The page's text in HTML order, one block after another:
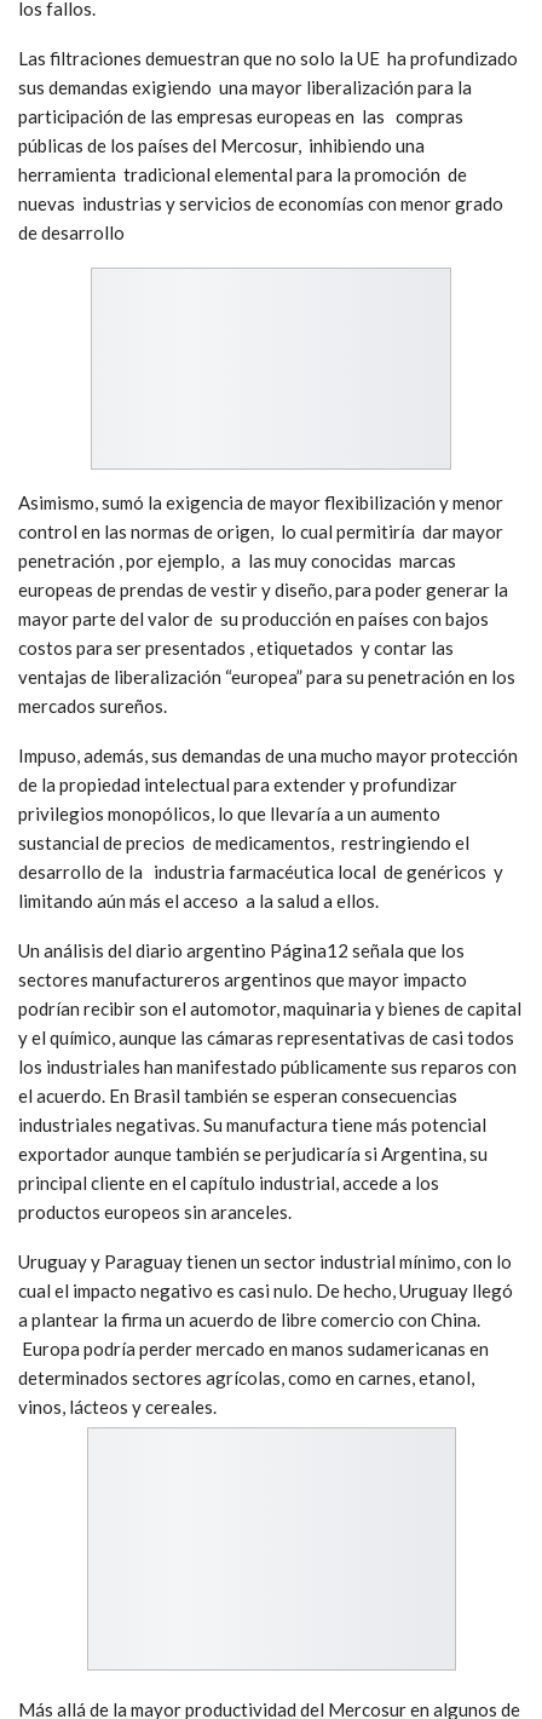
los fallos.
Las filtraciones demuestran que no solo la UE ha profundizado
sus demandas exigiendo una mayor liberalización para la
participación de las empresas europeas en las compras
públicas de los países del Mercosur, inhibiendo una
herramienta tradicional elemental para la promoción de
nuevas industrias y servicios de economías con menor grado
de desarrollo
Asimismo, sumó la exigencia de mayor flexibilización y menor
control en las normas de origen, lo cual permitiría dar mayor
penetración , por ejemplo, a las muy conocidas marcas
europeas de prendas de vestir y diseño, para poder generar la
mayor parte del valor de su producción en países con bajos
costos para ser presentados , etiquetados y contar las
ventajas de liberalización “europea” para su penetración en los
mercados sureños.
Impuso, además, sus demandas de una mucho mayor protección
de la propiedad intelectual para extender y profundizar
privilegios monopólicos, lo que llevaría a un aumento
sustancial de precios de medicamentos, restringiendo el
desarrollo de la industria farmacéutica local de genéricos y
limitando aún más el acceso a la salud a ellos.
Un análisis del diario argentino Página12 señala que los
sectores manufactureros argentinos que mayor impacto
podrían recibir son el automotor, maquinaria y bienes de capital
y el químico, aunque las cámaras representativas de casi todos
los industriales han manifestado públicamente sus reparos con
el acuerdo. En Brasil también se esperan consecuencias
industriales negativas. Su manufactura tiene más potencial
exportador aunque también se perjudicaría si Argentina, su
principal cliente en el capítulo industrial, accede a los
productos europeos sin aranceles.
Uruguay y Paraguay tienen un sector industrial mínimo, con lo
cual el impacto negativo es casi nulo. De hecho, Uruguay llegó
a plantear la firma un acuerdo de libre comercio con China.
Europa podría perder mercado en manos sudamericanas en
determinados sectores agrícolas, como en carnes, etanol,
vinos, lácteos y cereales.
Más allá de la mayor productividad del Mercosur en algunos de